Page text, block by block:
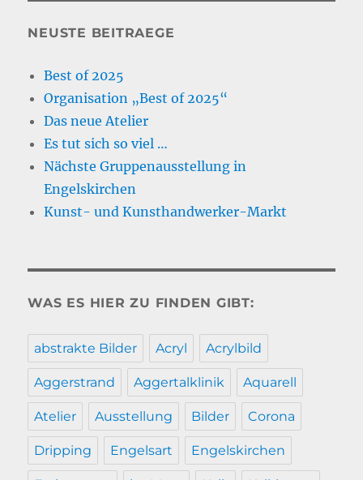
NEUSTE BEITRAEGE
Best of 2025
Organisation „Best of 2025“
Das neue Atelier
Es tut sich so viel …
Nächste Gruppenausstellung in
Engelskirchen
Kunst- und Kunsthandwerker-Markt
WAS ES HIER ZU FINDEN GIBT:
abstrakte Bilder Acryl Acrylbild
Aggerstrand Aggertalklinik Aquarell
Atelier Ausstellung Bilder Corona
Dripping Engelsart Engelskirchen